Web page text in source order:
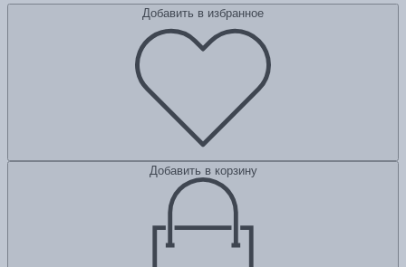
Добавить в избранное
Добавить в корзину